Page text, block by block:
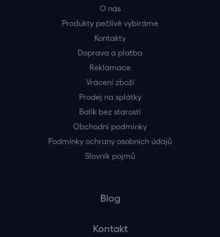
O nás
Produkty pečlivě vybíráme
Kontakty
Doprava a platba
Reklamace
Vrácení zboží
Prodej na splátky
Balík bez starostí
Obchodní podmínky
Podmínky ochrany osobních údajů
Slovník pojmů
Blog
Kontakt